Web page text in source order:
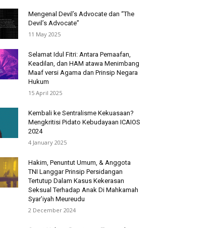
Mengenal Devil’s Advocate dan “The
Devil’s Advocate”
11 May 2025
Selamat Idul Fitri: Antara Pemaafan,
Keadilan, dan HAM atawa Menimbang
Maaf versi Agama dan Prinsip Negara
Hukum
15 April 2025
Kembali ke Sentralisme Kekuasaan?
Mengkritisi Pidato Kebudayaan ICAIOS
2024
4 January 2025
Hakim, Penuntut Umum, & Anggota
TNI Langgar Prinsip Persidangan
Tertutup Dalam Kasus Kekerasan
Seksual Terhadap Anak Di Mahkamah
Syar’iyah Meureudu
2 December 2024